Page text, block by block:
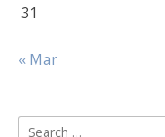
31
« Mar
Search